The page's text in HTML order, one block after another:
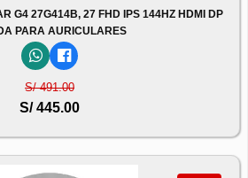
G4 27G414B, 27 FHD IPS 144HZ HDMI DP
PARA AURICULARES
S/ 491.00
S/ 445.00